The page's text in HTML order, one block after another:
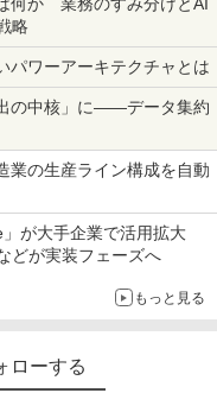
略
パワーアーキテクチャとは
の中核」に――データ集約
業の生産ライン構成を自動
」が大手企業で活用拡大
どが実装フェーズへ
もっと見る
ローする